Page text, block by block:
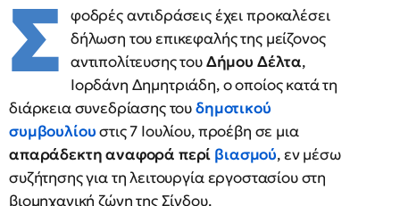
Σ φοδρές αντιδράσεις έχει προκαλέσει
δήλωση του επικεφαλής της μείζονος
αντιπολίτευσης τουΔήμου Δέλτα,
Ιορδάνη Δημητριάδη, ο οποίος κατά τη
διάρκεια συνεδρίασης τουδημοτικού
συμβουλίουστις 7 Ιουλίου, προέβη σε μια
απαράδεκτη αναφορά περί βιασμού, εν μέσω
συζήτησης για τη λειτουργία εργοστασίου στη
βιομηχανική ζώνη της Σίνδου.